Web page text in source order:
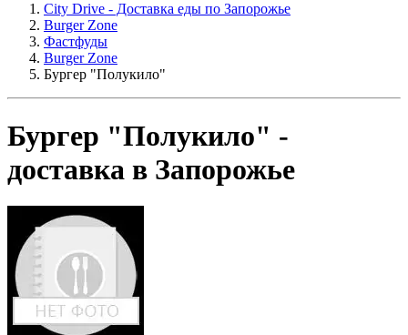
City Drive - Доставка еды по Запорожье
Burger Zone
Фастфуды
Burger Zone
Бургер "Полукило"
Бургер "Полукило" -
доставка в Запорожье